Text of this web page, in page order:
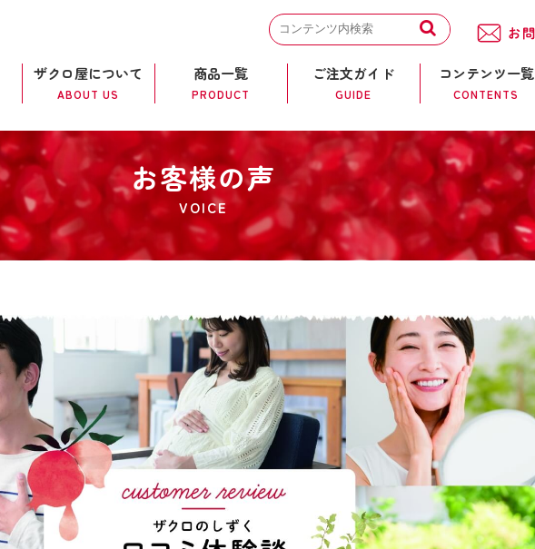
ザクロ屋について
ABOUT US
商品一覧
PRODUCT
ご注文ガイド
GUIDE
コンテンツ一覧
CONTENTS
お客様の声
VOICE